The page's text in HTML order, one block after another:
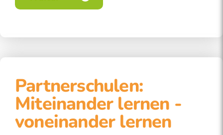
Partnerschulen:
Miteinander lernen -
voneinander lernen